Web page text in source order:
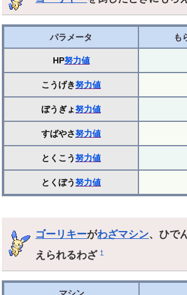
パラメータ も
HP努力値
こうげき努力値
ぼうぎょ努力値
すばやさ努力値
とくこう努力値
とくぼう努力値
ゴーリキーがわざマシン、ひで
えられるわざ†